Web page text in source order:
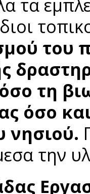
τα
του
τη
όσο
νησιού.
την